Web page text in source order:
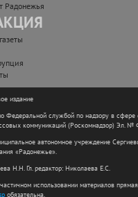
Радонежья
издание
Федеральной службой по надзору в
коммуникаций (Роскомнадзор) Эл. №
автономное учреждение
«Радонежье».
Н.Н. Гл. редактор: Николаева Е.С.
использовании материалов
обязательна.